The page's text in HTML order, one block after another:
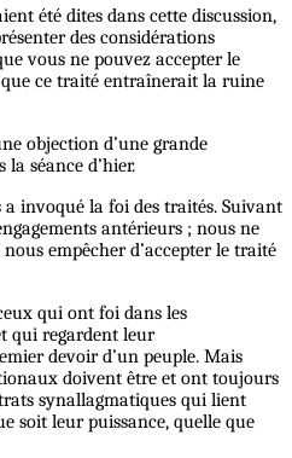
été dites dans cette discussion,
des considérations
vous ne pouvez accepter le
ce traité entraînerait la ruine
objection d’une grande
séance d’hier.
a invoqué la foi des traités. Suivant
antérieurs ; nous ne
empêcher d’accepter le traité
qui ont foi dans les
qui regardent leur
devoir d’un peuple. Mais
doivent être et ont toujours
synallagmatiques qui lient
soit leur puissance, quelle que